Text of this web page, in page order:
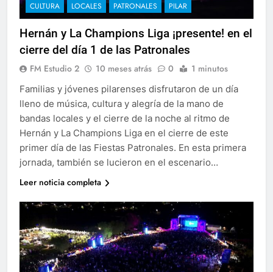
CULTURA LOCALES PATRONALES PILAR
Hernán y La Champions Liga ¡presente! en el
cierre del día 1 de las Patronales
FM Estudio 2 10 meses atrás 0 1 minutos
Familias y jóvenes pilarenses disfrutaron de un día
lleno de música, cultura y alegría de la mano de
bandas locales y el cierre de la noche al ritmo de
Hernán y La Champions Liga en el cierre de este
primer día de las Fiestas Patronales. En esta primera
jornada, también se lucieron en el escenario…
Leer noticia completa